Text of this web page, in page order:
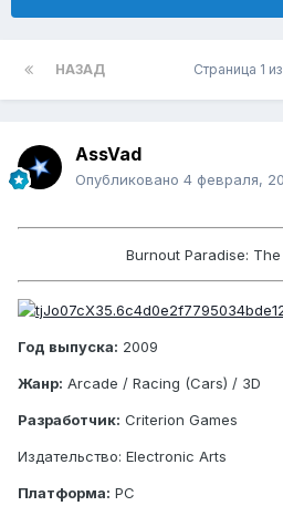
НАЗАД Страница 1
AssVad
Опубликовано 4 февраля,
Burnout Paradise:
Год выпуска: 2009
Жанр: Arcade / Racing (Cars) / 3D
Разработчик: Criterion Games
Издательство: Electronic Arts
Платформа: PC